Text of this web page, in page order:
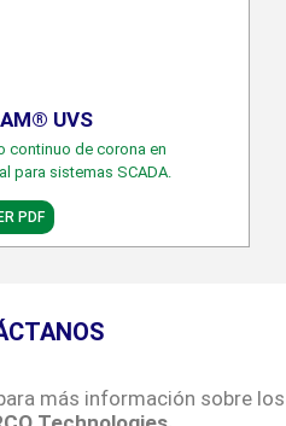
UVS
continuo de corona en
para sistemas SCADA.
PDF
más información sobre los